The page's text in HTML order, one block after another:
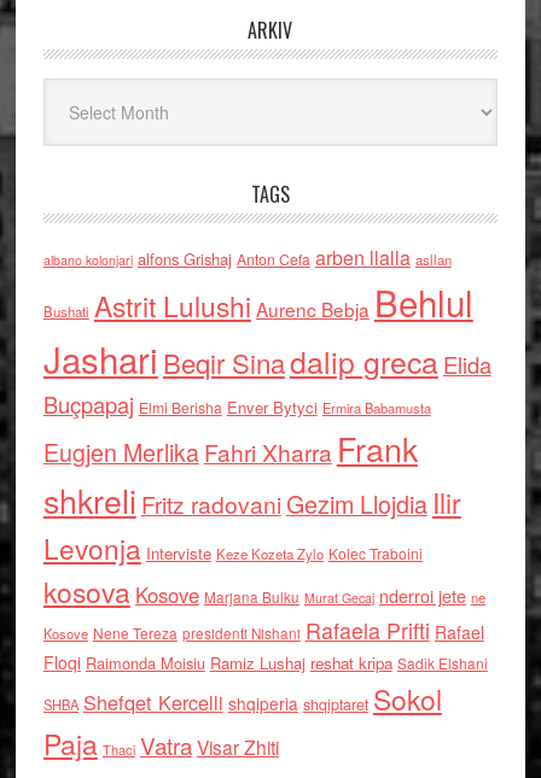
ARKIV
TAGS
albano kolonjari alfons Grishaj Anton Cefa arben llalla asllan
Bushati Astrit Lulushi Aurenc Bebja Behlul
Jashari Beqir Sinadalip grecaElida
Buçpapaj Elmi Berisha Enver Bytyci Ermira Babamusta
Eugjen MerlikaFahri Xharra Frank
shkreli Fritz radovaniGezim Llojdia Ilir
Levonja Interviste Keze Kozeta Zylo Kolec Traboini
kosova Kosove Marjana Bulku Murat Gecaj nderroi jete ne
Kosove Nene Tereza presidenti Nishani Rafaela Prifti Rafael
Floqi Raimonda Moisiu Ramiz Lushaj reshat kripa Sadik Elshani
SHBA Shefqet Kercelli shqiperia shqiptaret Sokol
Paja Thaci VatraVisar Zhiti